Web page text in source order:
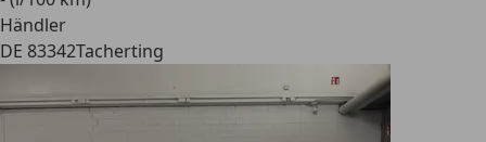
Händler
DE 83342Tacherting